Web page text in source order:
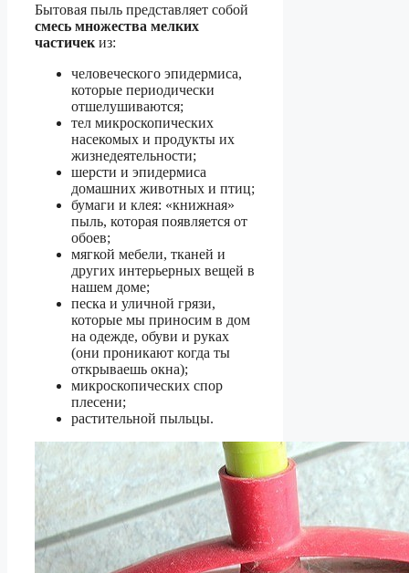
Бытовая пыль представляет собой
смесь множества мелких
частичек из:
человеческого эпидермиса,
которые периодически
отшелушиваются;
тел микроскопических
насекомых и продукты их
жизнедеятельности;
шерсти и эпидермиса
домашних животных и птиц;
бумаги и клея: «книжная»
пыль, которая появляется от
обоев;
мягкой мебели, тканей и
других интерьерных вещей в
нашем доме;
песка и уличной грязи,
которые мы приносим в дом
на одежде, обуви и руках
(они проникают когда ты
открываешь окна);
микроскопических спор
плесени;
растительной пыльцы.